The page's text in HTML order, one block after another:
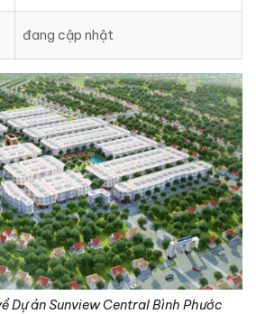
đang cập nhật
Dự án Sunview Central Bình Phước